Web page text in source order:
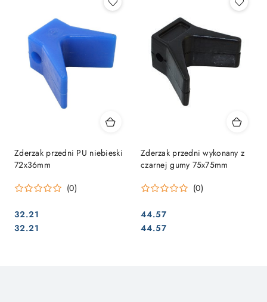
Zderzak przedni PU niebieski
72x36mm
(0)
Cena:
32.21
Cena:
32.21
Zderzak przedni wykonany z
czarnej gumy 75x75mm
(0)
Cena:
44.57
Cena:
44.57